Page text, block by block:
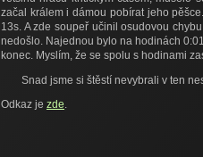
začal králem i dámou pobírat jeho
13s. A zde soupeř učinil osudovou
nedošlo. Najednou bylo na hodinách
konec. Myslím, že se spolu s hodinami
Snad jsme si štěstí nevybrali v ten
Odkaz je zde.